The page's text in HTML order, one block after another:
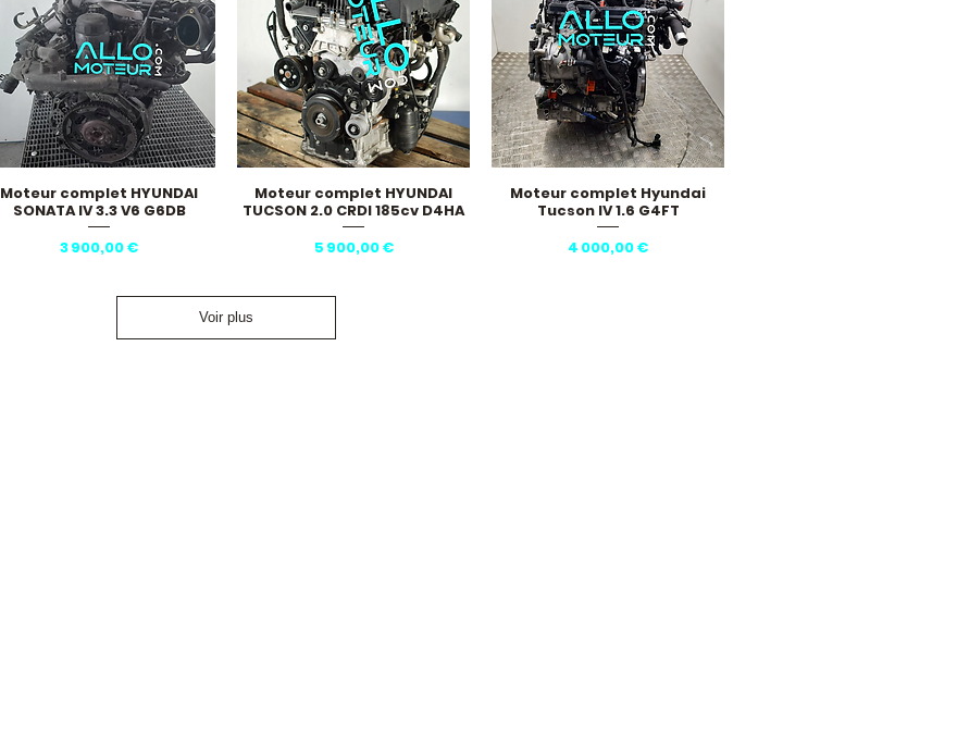
Aperçu rapide
Moteur complet HYUNDAI
SONATA IV 3.3 V6 G6DB
Prix
3 900,00 €
Aperçu rapide
Moteur complet HYUNDAI
TUCSON 2.0 CRDI 185cv D4HA
Prix
5 900,00 €
Aperçu rapide
Moteur complet Hyundai
Tucson IV 1.6 G4FT
Prix
4 000,00 €
Voir plus